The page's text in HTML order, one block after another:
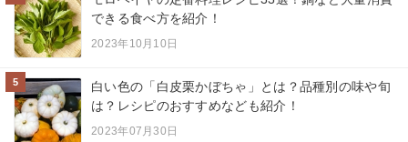
できる食べ方を紹介！
2023年10月10日
5
白い色の「白皮栗かぼちゃ」とは？品種別の味や旬
は？レシピのおすすめなども紹介！
2023年07月30日